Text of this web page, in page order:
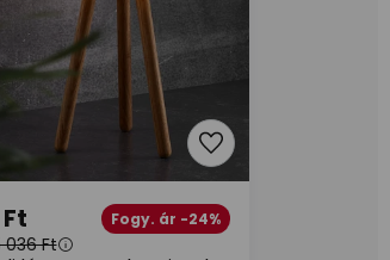
Fogy. ár -24%
036 Ft